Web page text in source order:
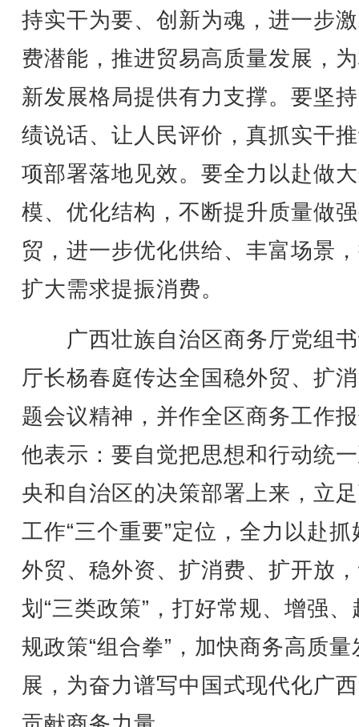
持实干为要、创新为魂，进一步
费潜能，推进贸易高质量发展，
新发展格局提供有力支撑。要坚
绩说话、让人民评价，真抓实干
项部署落地见效。要全力以赴做
模、优化结构，不断提升质量做
贸，进一步优化供给、丰富场景
扩大需求提振消费。
广西壮族自治区商务厅党组
厅长杨春庭传达全国稳外贸、扩
题会议精神，并作全区商务工作
他表示：要自觉把思想和行动统
央和自治区的决策部署上来，立
工作“三个重要”定位，全力以赴抓
外贸、稳外资、扩消费、扩开放
划“三类政策”，打好常规、增强、
规政策“组合拳”，加快商务高质量
展，为奋力谱写中国式现代化广